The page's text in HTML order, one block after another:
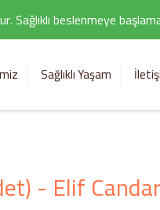
Sağlıklı beslenmeye
Sağlıklı Yaşam
- Elif